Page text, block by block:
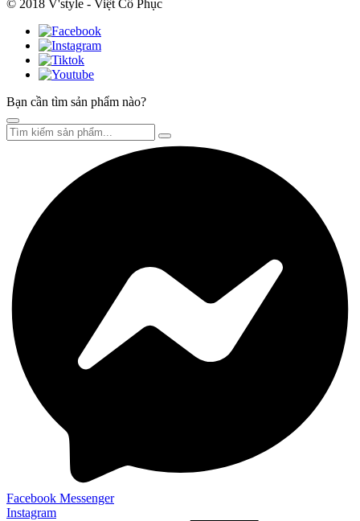
© 2018 V'style - Việt Cổ Phục
Bạn cần tìm sản phẩm nào?
Facebook Messenger
Instagram